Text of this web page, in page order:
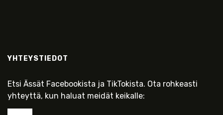
YHTEYSTIEDOT
Etsi Ässät Facebookista ja TikTokista. Ota rohkeasti
yhteyttä, kun haluat meidät keikalle: